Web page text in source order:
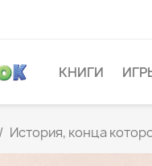
КНИГИ
История, конца